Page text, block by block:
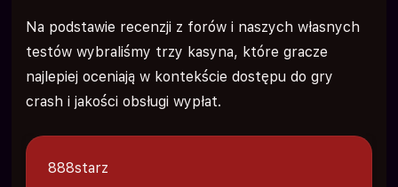
Na podstawie recenzji z forów i naszych własnych
testów wybraliśmy trzy kasyna, które gracze
najlepiej oceniają w kontekście dostępu do gry
crash i jakości obsługi wypłat.
888starz